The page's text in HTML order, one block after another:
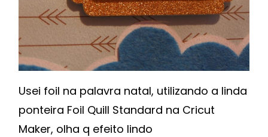
Usei foil na palavra natal, utilizando a linda
ponteira Foil Quill Standard na Cricut
Maker, olha q efeito lindo